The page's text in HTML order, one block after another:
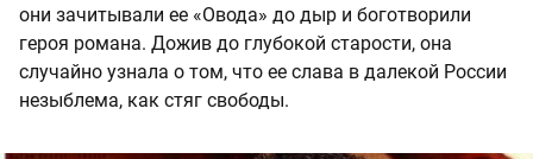
они зачитывали ее «Овода» до дыр и боготворили
героя романа. Дожив до глубокой старости, она
случайно узнала о том, что ее слава в далекой России
незыблема, как стяг свободы.